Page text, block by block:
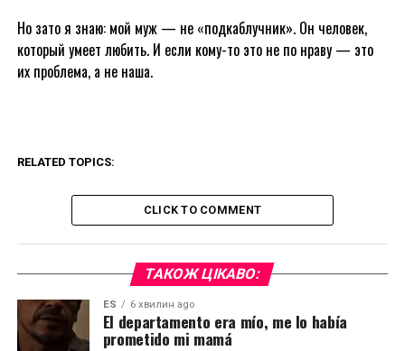
Но зато я знаю: мой муж — не «подкаблучник». Он человек,
который умеет любить. И если кому-то это не по нраву — это
их проблема, а не наша.
RELATED TOPICS:
CLICK TO COMMENT
ТАКОЖ ЦІКАВО:
ES 6 хвилин ago
El departamento era mío, me lo había
prometido mi mamá